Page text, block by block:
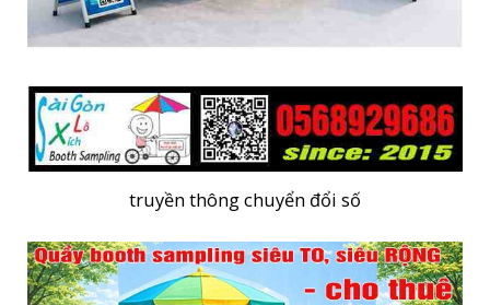
truyền thông chuyển đổi số